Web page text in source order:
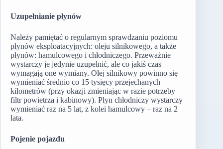
Uzupełnianie płynów
Należy pamiętać o regularnym sprawdzaniu poziomu
płynów eksploatacyjnych: oleju silnikowego, a także
płynów: hamulcowego i chłodniczego. Przeważnie
wystarczy je jedynie uzupełnić, ale co jakiś czas
wymagają one wymiany. Olej silnikowy powinno się
wymieniać średnio co 15 tysięcy przejechanych
kilometrów (przy okazji zmieniając w razie potrzeby
filtr powietrza i kabinowy). Płyn chłodniczy wystarczy
wymieniać raz na 5 lat, z kolei hamulcowy – raz na 2
lata.
Pojenie pojazdu